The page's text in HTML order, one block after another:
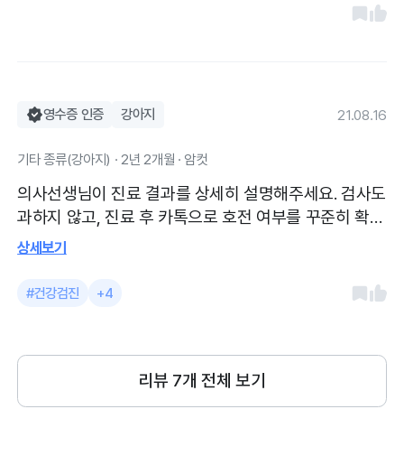
영수증 인증 강아지 21.08.16
기타 종류(강아지) · 2년 2개월 · 암컷
의사선생님이 진료 결과를 상세히 설명해주세요. 검사도
과하지 않고, 진료 후 카톡으로 호전 여부를 꾸준히 확인
해주셔서 좋았습니다.
상세보기
#건강검진 +4
리뷰 7개 전체 보기